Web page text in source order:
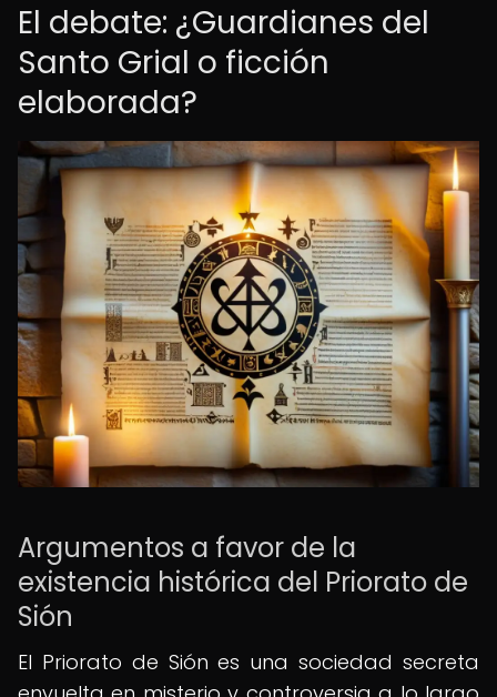
El debate: ¿Guardianes del
Santo Grial o ficción
elaborada?
Argumentos a favor de la
existencia histórica del Priorato de
Sión
El Priorato de Sión es una sociedad secreta